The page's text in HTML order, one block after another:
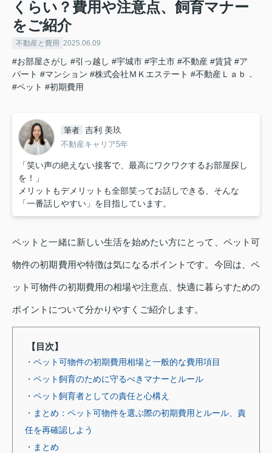
くらい？費用や注意点、飼育マナー
をご紹介
不動産と費用 2025.06.09
#お部屋さがし #引っ越し #宇城市 #宇土市 #不動産 #賃貸 #ア
パート #マンション #株式会社ＭＫエステート #不動産Ｌａｂ．
#ペット #初期費用
筆者 吉利 美玖
不動産キャリア5年
「笑い声の絶えない接客で、最高にワクワクするお部屋探し
を！」
メリットもデメリットも全部笑ってお話しできる、そんな
「一番話しやすい」を目指しています。
ペットと一緒に新しい生活を始めたい方にとって、ペット可
物件の初期費用や特徴は気になるポイントです。今回は、ペ
ット可物件の初期費用の相場や注意点、快適に暮らすための
ポイントについて分かりやすくご紹介します。
【目次】
・ペット可物件の初期費用相場と一般的な費用項目
・ペット飼育のために守るべきマナーとルール
・ペット飼育者としての責任と心構え
・まとめ：ペット可物件を選ぶ際の初期費用とルール、責
任を再確認しよう
・まとめ